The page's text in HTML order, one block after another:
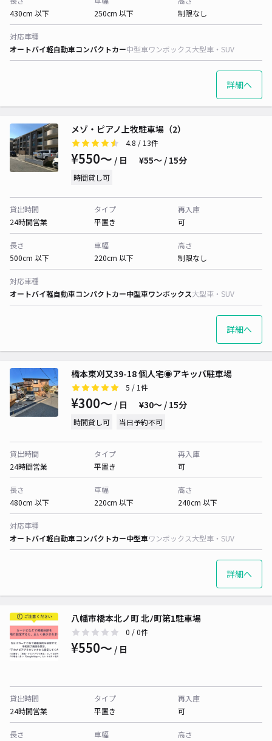
430cm 以下
250cm 以下
制限なし
対応車種
オートバイ軽自動車コンパクトカー中型車ワンボックス大型車・SUV
詳細へ
メゾ・ピアノ上牧駐車場（2）
4.8 / 13件
¥550〜 / 日 ¥55〜 / 15分
時間貸し可
貸出時間
24時間営業
タイプ
平置き
再入庫
可
長さ
500cm 以下
車幅
220cm 以下
高さ
制限なし
対応車種
オートバイ軽自動車コンパクトカー中型車ワンボックス大型車・SUV
詳細へ
橋本東刈又39-18 個人宅◉アキッパ駐車場
5 / 1件
¥300〜 / 日 ¥30〜 / 15分
時間貸し可 当日予約不可
貸出時間
24時間営業
タイプ
平置き
再入庫
可
長さ
480cm 以下
車幅
220cm 以下
高さ
240cm 以下
対応車種
オートバイ軽自動車コンパクトカー中型車ワンボックス大型車・SUV
詳細へ
八幡市橋本北ノ町 北ﾉ町第1駐車場
0 / 0件
¥550〜 / 日
貸出時間
24時間営業
タイプ
平置き
再入庫
可
長さ
車幅
高さ